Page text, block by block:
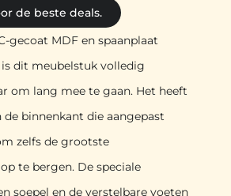
de beste deals.
gecoat MDF en spaanplaat
dit meubelstuk volledig
om lang mee te gaan. Het heeft
de binnenkant die aangepast
zelfs de grootste
te bergen. De speciale
soepel en de verstelbare voeten